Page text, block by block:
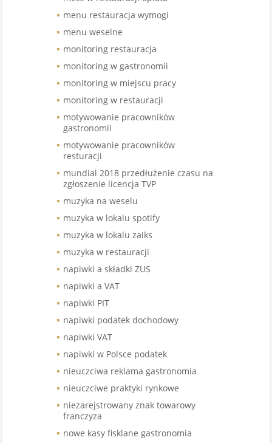
menu restauracja wymogi
menu weselne
monitoring restauracja
monitoring w gastronomii
monitoring w miejscu pracy
monitoring w restauracji
motywowanie pracowników
gastronomii
motywowanie pracowników
resturacji
mundial 2018 przedłużenie czasu na
zgłoszenie licencja TVP
muzyka na weselu
muzyka w lokalu spotify
muzyka w lokalu zaiks
muzyka w restauracji
napiwki a składki ZUS
napiwki a VAT
napiwki PIT
napiwki podatek dochodowy
napiwki VAT
napiwki w Polsce podatek
nieuczciwa reklama gastronomia
nieuczciwe praktyki rynkowe
niezarejstrowany znak towarowy
franczyza
nowe kasy fisklane gastronomia